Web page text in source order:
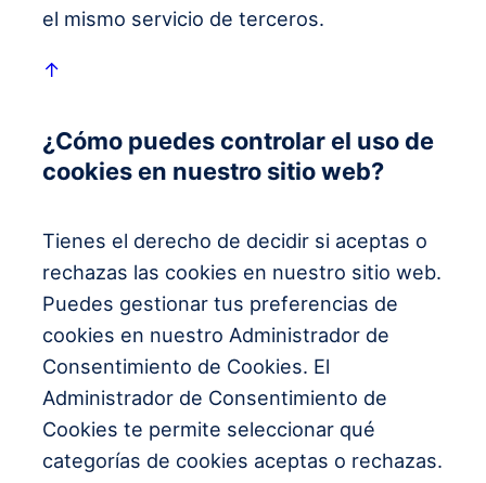
el mismo servicio de terceros.
↑
¿Cómo puedes controlar el uso de
cookies en nuestro sitio web?
Tienes el derecho de decidir si aceptas o
rechazas las cookies en nuestro sitio web.
Puedes gestionar tus preferencias de
cookies en nuestro Administrador de
Consentimiento de Cookies. El
Administrador de Consentimiento de
Cookies te permite seleccionar qué
categorías de cookies aceptas o rechazas.